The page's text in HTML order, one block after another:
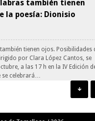
también tienen
la poesía: Dionisio
tienen ojos. Posibilidades
por Clara López Cantos, se
a las 17 h en la IV Edición
se celebrará…